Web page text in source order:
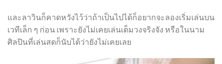
และลาวินก็คาดหวังไว้ว่าถ้าเป็นไปได้ก็อยากจะลองเริ่มเล่นบน
เวทีเล็ก ๆ ก่อน เพราะยังไม่เคยเล่นเต็มวงจริงจัง หรือในนาม
ศิลปินที่เล่นสดก็นับได้ว่ายังไม่เคยเลย